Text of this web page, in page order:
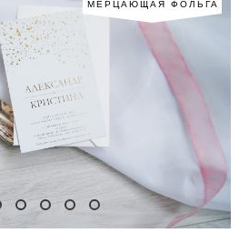
МЕРЦАЮЩАЯ ФОЛЬГА